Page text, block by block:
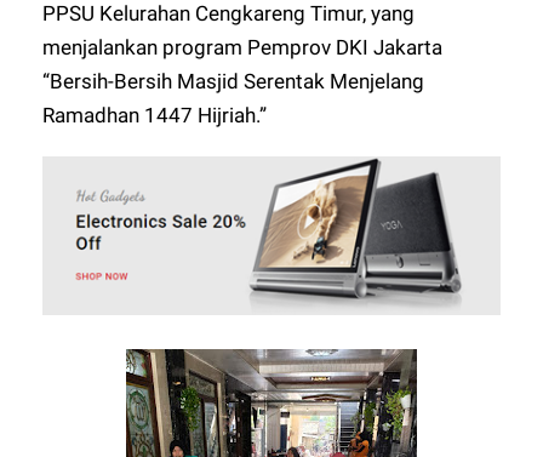
PPSU Kelurahan Cengkareng Timur, yang
menjalankan program Pemprov DKI Jakarta
“Bersih-Bersih Masjid Serentak Menjelang
Ramadhan 1447 Hijriah.”